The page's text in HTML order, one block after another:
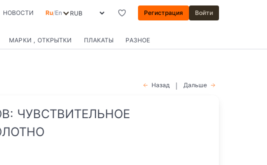
НОВОСТИ Ru/En Регистрация Войти
МАРКИ , ОТКРЫТКИ ПЛАКАТЫ РАЗНОЕ
Назад Дальше
ЧУВСТВИТЕЛЬНОЕ